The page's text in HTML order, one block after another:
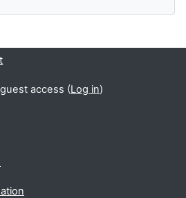
access (Log in)